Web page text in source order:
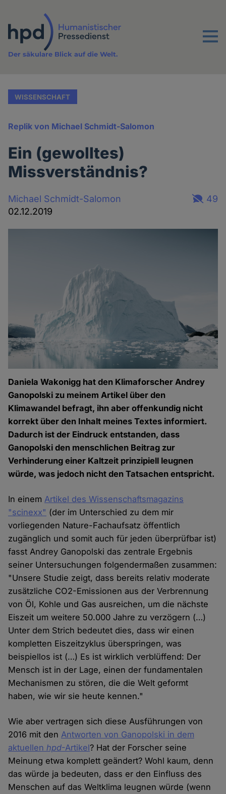
Inhalt
Menu
Der säkulare Blick auf die Welt.
WISSENSCHAFT
Replik von Michael Schmidt-Salomon
Ein (gewolltes)
Missverständnis?
Michael Schmidt-Salomon
02.12.2019
49
Daniela Wakonigg hat den Klimaforscher Andrey
Ganopolski zu meinem Artikel über den
Klimawandel befragt, ihn aber offenkundig nicht
korrekt über den Inhalt meines Textes informiert.
Dadurch ist der Eindruck entstanden, dass
Ganopolski den menschlichen Beitrag zur
Verhinderung einer Kaltzeit prinzipiell leugnen
würde, was jedoch nicht den Tatsachen entspricht.
In einemArtikel des Wissenschaftsmagazins
"scinexx" (der im Unterschied zu dem mir
vorliegenden Nature-Fachaufsatz öffentlich
zugänglich und somit auch für jeden überprüfbar ist)
fasst Andrey Ganopolski das zentrale Ergebnis
seiner Untersuchungen folgendermaßen zusammen:
"Unsere Studie zeigt, dass bereits relativ moderate
zusätzliche CO2-Emissionen aus der Verbrennung
von Öl, Kohle und Gas ausreichen, um die nächste
Eiszeit um weitere 50.000 Jahre zu verzögern (…)
Unter dem Strich bedeutet dies, dass wir einen
kompletten Eiszeitzyklus überspringen, was
beispiellos ist (…) Es ist wirklich verblüffend: Der
Mensch ist in der Lage, einen der fundamentalen
Mechanismen zu stören, die die Welt geformt
haben, wie wir sie heute kennen."
Wie aber vertragen sich diese Ausführungen von
2016 mit denAntworten von Ganopolski in dem
aktuellenhpd-Artikel? Hat der Forscher seine
Meinung etwa komplett geändert? Wohl kaum, denn
das würde ja bedeuten, dass er den Einfluss des
Menschen auf das Weltklima leugnen würde (wenn